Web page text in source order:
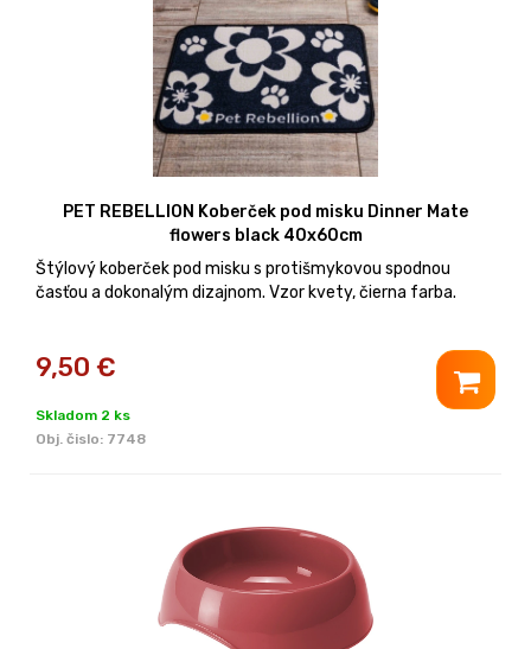
PET REBELLION Koberček pod misku Dinner Mate
flowers black 40x60cm
Štýlový koberček pod misku s protišmykovou spodnou
časťou a dokonalým dizajnom. Vzor kvety, čierna farba.
9,50 €
Skladom 2 ks
Obj. čislo: 7748